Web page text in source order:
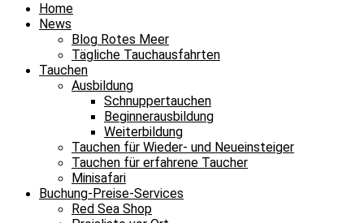
Home
News
Blog Rotes Meer
Tägliche Tauchausfahrten
Tauchen
Ausbildung
Schnuppertauchen
Beginnerausbildung
Weiterbildung
Tauchen für Wieder- und Neueinsteiger
Tauchen für erfahrene Taucher
Minisafari
Buchung-Preise-Services
Red Sea Shop